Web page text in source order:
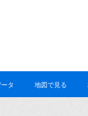
タ 地図で見る